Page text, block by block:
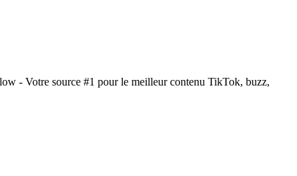
- Votre source #1 pour le meilleur contenu TikTok, buzz,